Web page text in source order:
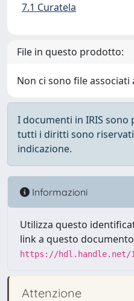
7.1 Curatela
File in questo prodotto:
Non ci sono file
I documenti in IRIS
tutti i diritti sono
indicazione.
Informazioni
Utilizza questo
link a questo
https://hdl.handle.net/
Attenzione